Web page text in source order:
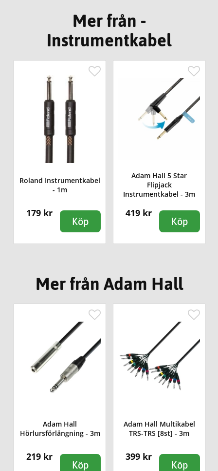
Mer från -
Instrumentkabel
Roland Instrumentkabel
- 1m
179 kr
Köp
Adam Hall 5 Star
Flipjack
Instrumentkabel - 3m
419 kr
Köp
Mer från Adam Hall
Adam Hall
Hörlursförlängning - 3m
219 kr
Köp
Adam Hall Multikabel
TRS-TRS [8st] - 3m
399 kr
Köp